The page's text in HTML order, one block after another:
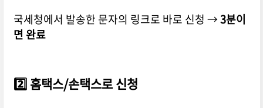
국세청에서 발송한 문자의 링크로 바로 신청 →3분이
면 완료
2️⃣ 홈택스/손택스로 신청